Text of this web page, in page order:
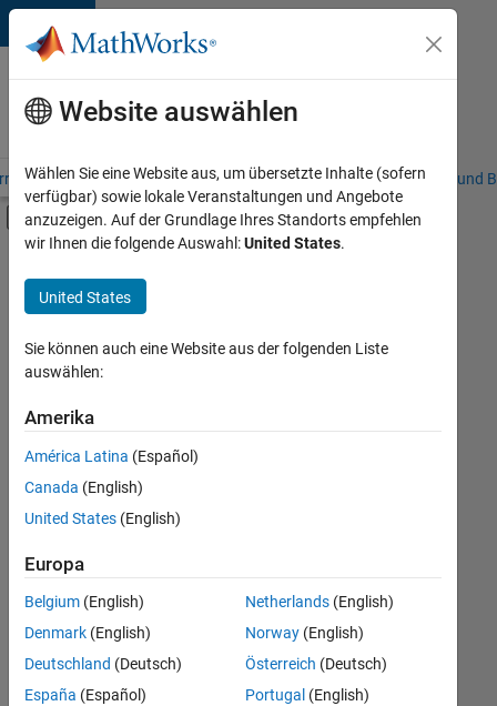
Weiter zum Inhalt
Karriere
bei
MathWorks
– Übersicht Stellensuche Niederlassungen Studierende und
Umschaltung für Off-Canvas-
Hauptinhalt
Praktika
Information Technology
Customer Support
Marketing Services
Business Model Team
Finance and Operations
Human Resources
Büro- und Verwaltungsdienste
+7
Derzeit
es
keine
offenen
Stellen,
Ihren
Suchkriterien
entsprechen.
können
die
Website auswählen
Wählen Sie eine Website aus, um übersetzte Inhalte (sofern
verfügbar) sowie lokale Veranstaltungen und Angebote
anzuzeigen. Auf der Grundlage Ihres Standorts empfehlen
wir Ihnen die folgende Auswahl:United States.
United States
Sie können auch eine Website aus der folgenden Liste
auswählen:
Amerika
América Latina (Español)
Canada (English)
United States (English)
Europa
Belgium (English)
Denmark (English)
Deutschland (Deutsch)
España (Español)
Netherlands(English)
Norway(English)
Österreich (Deutsch)
Portugal (English)